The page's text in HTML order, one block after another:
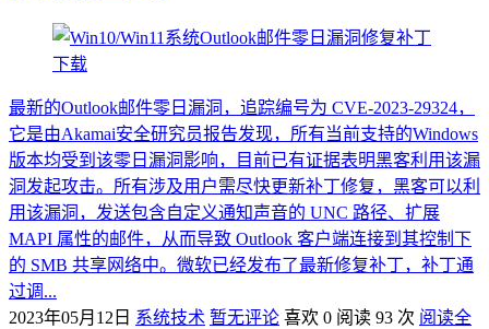
最新的Outlook邮件零日漏洞，追踪编号为 CVE-2023-29324，
它是由Akamai安全研究员报告发现，所有当前支持的Windows
版本均受到该零日漏洞影响，目前已有证据表明黑客利用该漏
洞发起攻击。所有涉及用户需尽快更新补丁修复，黑客可以利
用该漏洞，发送包含自定义通知声音的 UNC 路径、扩展
MAPI 属性的邮件，从而导致 Outlook 客户端连接到其控制下
的 SMB 共享网络中。微软已经发布了最新修复补丁，补丁通
过调...
2023年05月12日 系统技术 暂无评论 喜欢 0 阅读 93 次 阅读全